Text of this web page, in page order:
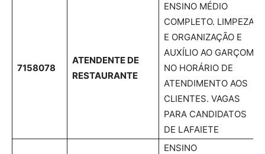
7158078
ATENDENTE DE
RESTAURANTE
ENSINO MÉDIO
COMPLETO. LIMPEZA
E ORGANIZAÇÃO E
AUXÍLIO AO GARÇOM
NO HORÁRIO DE
ATENDIMENTO AOS
CLIENTES. VAGAS
PARA CANDIDATOS
DE LAFAIETE
ENSINO